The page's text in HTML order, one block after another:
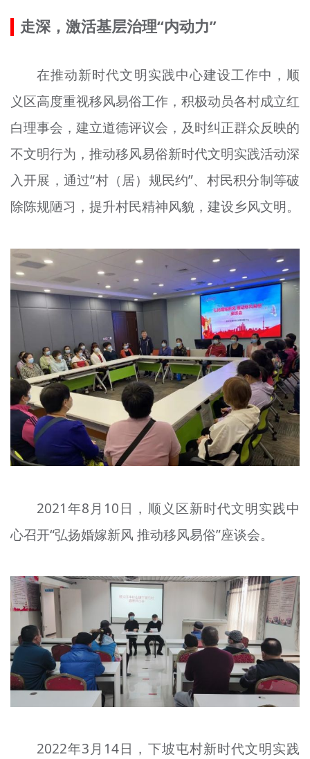
走深，激活基层治理“内动力”
在推动新时代文明实践中心建设工作中，顺
义区高度重视移风易俗工作，积极动员各村成立红
白理事会，建立道德评议会，及时纠正群众反映的
不文明行为，推动移风易俗新时代文明实践活动深
入开展，通过“村（居）规民约”、村民积分制等破
除陈规陋习，提升村民精神风貌，建设乡风文明。
2021年8月10日，顺义区新时代文明实践中
心召开“弘扬婚嫁新风 推动移风易俗”座谈会。
2022年3月14日，下坡屯村新时代文明实践